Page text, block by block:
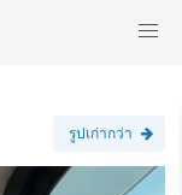
รูปเก่ากว่า